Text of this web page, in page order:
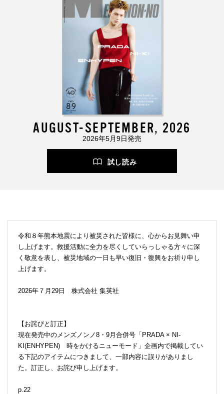
AUGUST-SEPTEMBER, 2026
2026年5月9日発売
試し読み
令和８年熊本地震により被災された皆様に、心からお見舞い申
し上げます。救援活動に全力を尽くしていらっしゃる方々に深
く敬意を表し、被災地域の一日も早い復旧・復興をお祈り申し
上げます。
2026年７月29日 株式会社 集英社
【お詫びと訂正】
現在発売中のメンズノンノ8・9月合併号「PRADA × NI-
KI(ENHYPEN) 時をかけるニューモード」企画内で掲載してい
る下記のアイテムにつきまして、一部内容に誤りがありまし
た。訂正し、お詫び申し上げます。
p.22